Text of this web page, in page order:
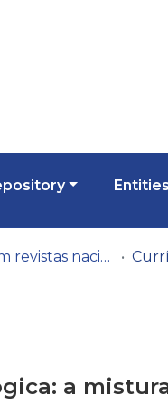
Entities
Artigos em revistas nacionais
a